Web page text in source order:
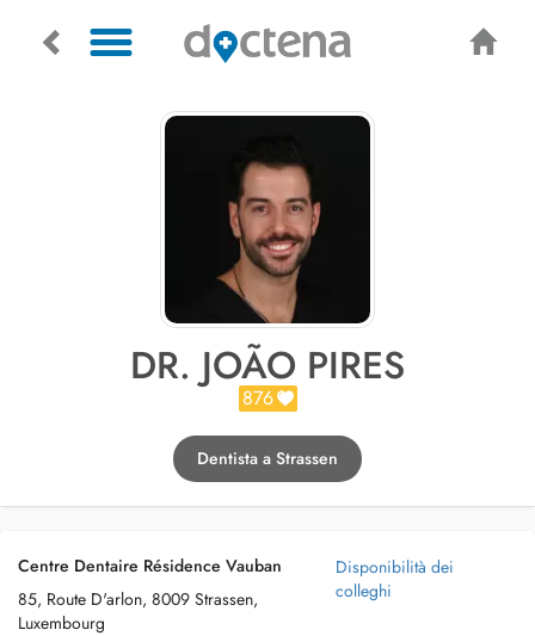
DR. JOÃO PIRES
876
Dentista a Strassen
Centre Dentaire Résidence Vauban
85, Route D'arlon, 8009 Strassen,
Luxembourg
Disponibilità dei
colleghi